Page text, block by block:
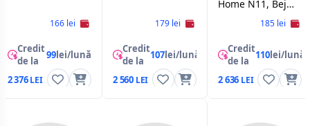
166 lei
Credit
de la
99lei/lună
2 376
179 lei
Credit
de la
107lei/lună
2 560
Home N11, Bej
185 lei
Credit
de la
110lei/lună
2 636